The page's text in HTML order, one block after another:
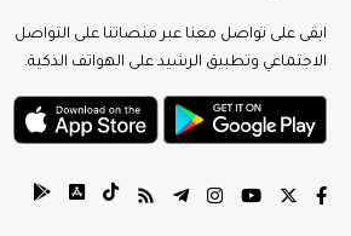
ابقى على تواصل معنا عبر منصاتنا على التواصل
الاجتماعي وتطبيق الرشيد على الهواتف الذكية.